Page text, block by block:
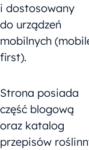
i dostosowany
do urządzeń
mobilnych
first).
Strona posiada
część blogową
oraz katalog
przepisów